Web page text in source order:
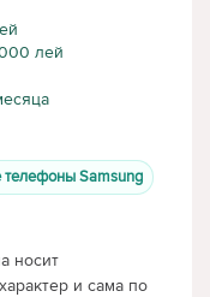
лей
Samsung
носит
и сама по